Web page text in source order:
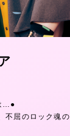
…●
不屈のロック魂の